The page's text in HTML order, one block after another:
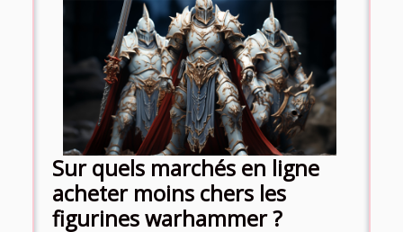
Sur quels marchés en ligne
acheter moins chers les
figurines warhammer ?